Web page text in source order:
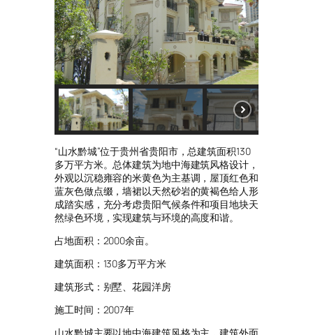
“山水黔城”位于贵州省贵阳市，总建筑面积130
多万平方米。总体建筑为地中海建筑风格设计，
外观以沉稳雍容的米黄色为主基调，屋顶红色和
蓝灰色做点缀，墙裙以天然砂岩的黄褐色给人形
成踏实感，充分考虑贵阳气候条件和项目地块天
然绿色环境，实现建筑与环境的高度和谐。
占地面积：2000余亩。
建筑面积：130多万平方米
建筑形式：别墅、花园洋房
施工时间：2007年
山水黔城主要以地中海建筑风格为主，建筑外面